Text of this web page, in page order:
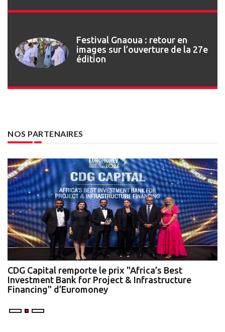
Festival Gnaoua : retour en
images sur l’ouverture de la 27e
édition
NOS PARTENAIRES
CDG Capital remporte le prix "Africa’s Best
Investment Bank for Project & Infrastructure
Financing" d’Euromoney